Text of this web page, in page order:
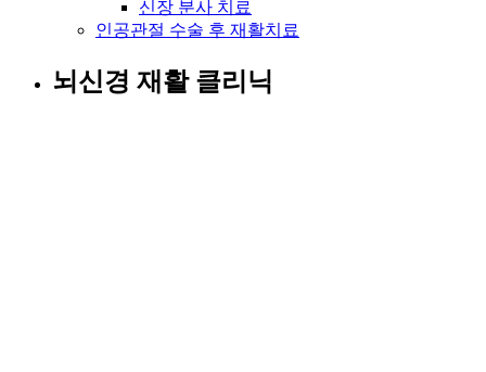
신장 분사 치료
인공관절 수술 후 재활치료
뇌신경 재활 클리닉